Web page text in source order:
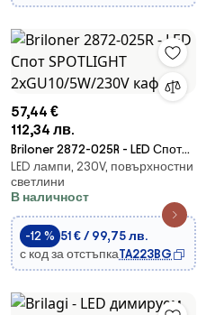
57,44 €
112,34 лв.
Briloner 2872-025R - LED Спот
SPOTLIGHT 2xGU10/5W/230V
кафяв
LED лампи, 230V, повърхностни
светлини
В наличност
-12 % 51 € / 99,75 лв.
с код за отстъпкаTA223BG